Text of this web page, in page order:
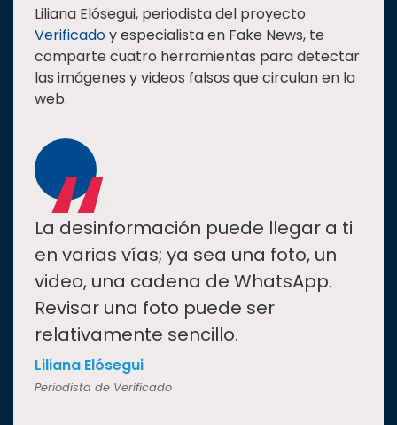
Oferta
educativa
Estudiantes
Investigación
Internacionalización
Responsabilidad
social
Vinculación
Historia
Nacional
Liliana Elósegui, periodista del proyecto
Verificadoy especialista en Fake News, te
comparte cuatro herramientas para detectar
las imágenes y videos falsos que circulan en la
web.
“
La desinformación puede llegar a ti
en varias vías; ya sea una foto, un
video, una cadena de WhatsApp.
Revisar una foto puede ser
relativamente sencillo.
Liliana Elósegui
Periodista de Verificado